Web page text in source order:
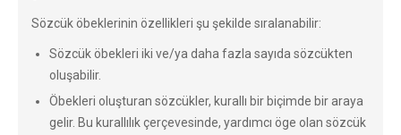
Sözcük öbeklerinin özellikleri şu şekilde sıralanabilir:
Sözcük öbekleri iki ve/ya daha fazla sayıda sözcükten
oluşabilir.
Öbekleri oluşturan sözcükler, kurallı bir biçimde bir araya
gelir. Bu kurallılık çerçevesinde, yardımcı öge olan sözcük